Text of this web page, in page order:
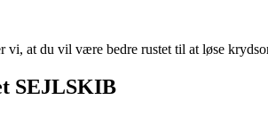
vi, at du vil være bedre rustet til at løse
SEJLSKIB